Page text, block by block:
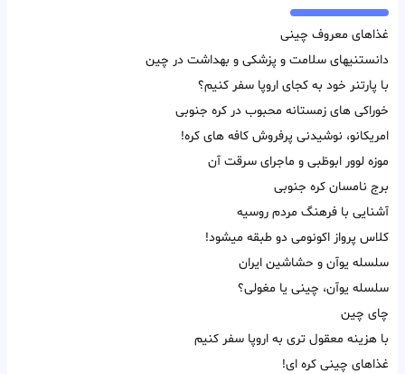
غذاهای معروف چینی
دانستنیهای سلامت و پزشکی و بهداشت در چین
با پارتنر خود به کجای اروپا سفر کنیم؟
خوراکی های زمستانه محبوب در کره جنوبی
امریکانو، نوشیدنی پرفروش کافه های کره!
موزه لوور ابوظبی و ماجرای سرقت آن
برج نامسان کره جنوبی
آشنایی با فرهنگ مردم روسیه
کلاس پرواز اکونومی دو طبقه میشود!
سلسله یوآن و حشاشین ایران
سلسله یوآن، چینی یا مغولی؟
چای چین
با هزینه معقول تری به اروپا سفر کنیم
غذاهای چینی کره ای!